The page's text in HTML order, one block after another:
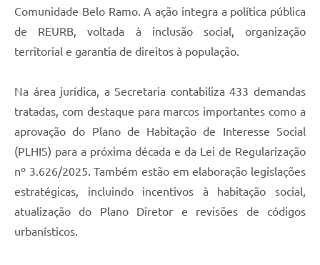
Comunidade Belo Ramo. A ação integra a política pública
de REURB, voltada à inclusão social, organização
territorial e garantia de direitos à população.
Na área jurídica, a Secretaria contabiliza 433 demandas
tratadas, com destaque para marcos importantes como a
aprovação do Plano de Habitação de Interesse Social
(PLHIS) para a próxima década e da Lei de Regularização
nº 3.626/2025. Também estão em elaboração legislações
estratégicas, incluindo incentivos à habitação social,
atualização do Plano Diretor e revisões de códigos
urbanísticos.